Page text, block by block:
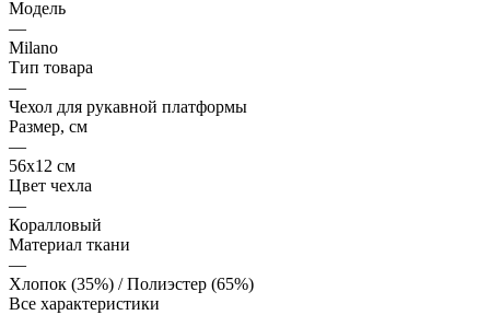
Модель
—
Milano
Тип товара
—
Чехол для рукавной платформы
Размер, см
—
56х12 см
Цвет чехла
—
Коралловый
Материал ткани
—
Хлопок (35%) / Полиэстер (65%)
Все характеристики